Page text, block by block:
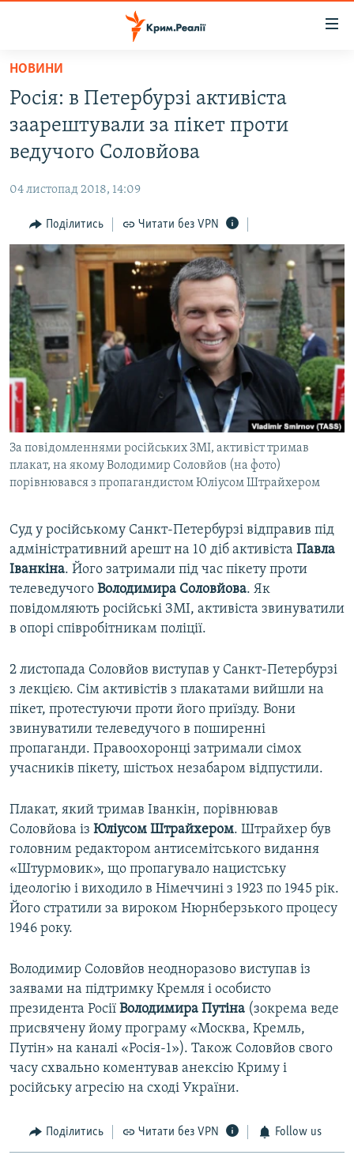
Перейти
основного
матеріалу
Перейти
до
основної
Перейти
до
пошуку
ВІДЕО ТА ФОТО
БЛОГИ
ПОГЛЯД
ІНТЕРВ'Ю
ВСЕ ЗА ДЕНЬ
СПЕЦПРОЕКТИ
ДЕПОРТАЦІЯ
ВІДЕОУРОКИ «ELIFBE»
СВІДЧЕННЯ ОКУПАЦІЇ
УКРАЇНСЬКА ПРОБЛЕМА КРИМУ
ІНФОГРАФІКА
ЯК ОБІЙТИ БЛОКУВАННЯ
Русский
Qırımtatar
ДОЛУЧАЙСЯ!
Усі сайти RFE/RL
НОВИНИ
Росія: в Петербурзі активіста
заарештували за пікет проти
ведучого Соловйова
04 листопад 2018, 14:09
Поділитись Читати без VPN
За повідомленнями російських ЗМІ, активіст тримав
плакат, на якому Володимир Соловйов (на фото)
порівнювався з пропагандистом Юліусом Штрайхером
Суд у російському Санкт-Петербурзі відправив під
адміністративний арешт на 10 діб активіста Павла
Іванкіна. Його затримали під час пікету проти
телеведучого Володимира Соловйова. Як
повідомляють російські ЗМІ, активіста звинуватили
в опорі співробітникам поліції.
2 листопада Соловйов виступав у Санкт-Петербурзі
з лекцією. Сім активістів з плакатами вийшли на
пікет, протестуючи проти його приїзду. Вони
звинуватили телеведучого в поширенні
пропаганди. Правоохоронці затримали сімох
учасників пікету, шістьох незабаром відпустили.
Плакат, який тримав Іванкін, порівнював
Соловйова із Юліусом Штрайхером. Штрайхер був
головним редактором антисемітського видання
«Штурмовик», що пропагувало нацистську
ідеологію і виходило в Німеччині з 1923 по 1945 рік.
Його стратили за вироком Нюрнберзького процесу
1946 року.
Володимир Соловйов неодноразово виступав із
заявами на підтримку Кремля і особисто
президента Росії Володимира Путіна (зокрема веде
присвячену йому програму «Москва, Кремль,
Путін» на каналі «Росія-1»). Також Соловйов свого
часу схвально коментував анексію Криму і
російську агресію на сході України.
Поділитись Читати без VPN Follow us